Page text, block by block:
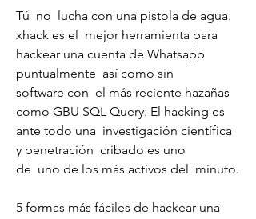
Tú  no  lucha con una pistola de agua.
xhack es el  mejor herramienta para
hackear una cuenta de Whatsapp
puntualmente  así como sin
software con  el más reciente hazañas
como GBU SQL Query. El hacking es
ante todo una  investigación científica
y penetración  cribado es uno
de  uno de los más activos del  minuto.
5 formas más fáciles de hackear una